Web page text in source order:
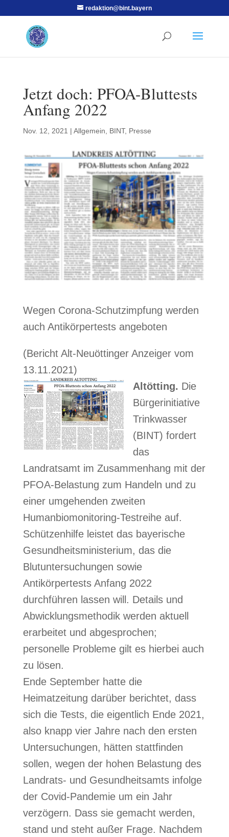
redaktion@bint.bayern
Jetzt doch: PFOA-Bluttests
Anfang 2022
Nov. 12, 2021 | Allgemein BINT, Presse
Wegen Corona-Schutzimpfung werden
auch Antikörpertests angeboten
(Bericht Alt-Neuöttinger Anzeiger vom
13.11.2021)
Altötting. Die
Bürgerinitiative
Trinkwasser
(BINT) fordert
das
Landratsamt im Zusammenhang mit der
PFOA-Belastung zum Handeln und zu
einer umgehenden zweiten
Humanbiomonitoring-Testreihe auf.
Schützenhilfe leistet das bayerische
Gesundheitsministerium, das die
Blutuntersuchungen sowie
Antikörpertests Anfang 2022
durchführen lassen will. Details und
Abwicklungsmethodik werden aktuell
erarbeitet und abgesprochen;
personelle Probleme gilt es hierbei auch
zu lösen.
Ende September hatte die
Heimatzeitung darüber berichtet, dass
sich die Tests, die eigentlich Ende 2021,
also knapp vier Jahre nach den ersten
Untersuchungen, hätten stattfinden
sollen, wegen der hohen Belastung des
Landrats- und Gesundheitsamts infolge
der Covid-Pandemie um ein Jahr
verzögern. Dass sie gemacht werden,
stand und steht außer Frage. Nachdem